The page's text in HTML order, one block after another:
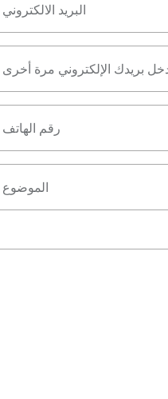
البريد الالكتروني
بريدك الإلكتروني مرة أخرى
رقم الهاتف
الموضوع